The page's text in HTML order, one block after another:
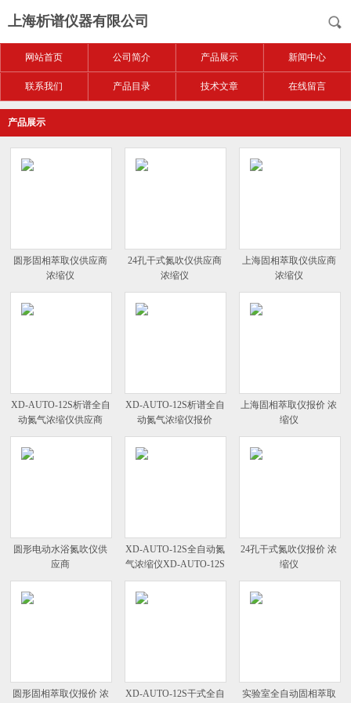
上海析谱仪器有限公司
网站首页 公司简介 产品展示 新闻中心
联系我们 产品目录 技术文章 在线留言
产品展示
圆形固相萃取仪供应商
浓缩仪
24孔干式氮吹仪供应商
浓缩仪
上海固相萃取仪供应商
浓缩仪
XD-AUTO-12S析谱全自
动氮气浓缩仪供应商
XD-AUTO-12S析谱全自
动氮气浓缩仪报价
上海固相萃取仪报价 浓
缩仪
圆形电动水浴氮吹仪供
应商
XD-AUTO-12S全自动氮
气浓缩仪XD-AUTO-12S
供应商报价
24孔干式氮吹仪报价 浓
缩仪
圆形固相萃取仪报价 浓
XD-AUTO-12S干式全自
实验室全自动固相萃取